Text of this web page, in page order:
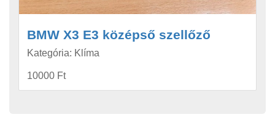
BMW X3 E3 középső szellőző
Kategória: Klíma
10000 Ft